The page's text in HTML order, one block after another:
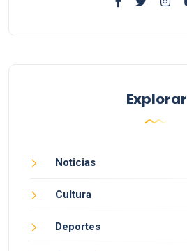
Explorar
Noticias
Cultura
Deportes